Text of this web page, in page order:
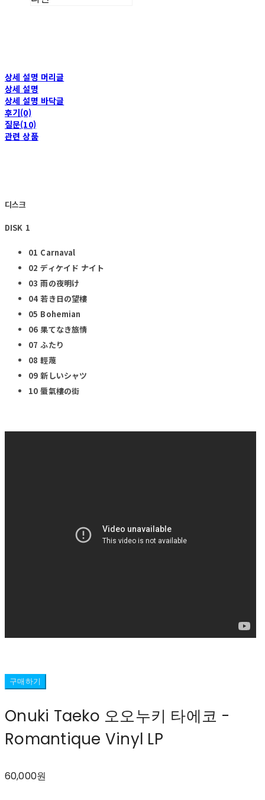
상세 설명 머리글
상세 설명
상세 설명 바닥글
후기(0)
질문(10)
관련 상품
디스크
DISK 1
01 Carnaval
02 ディケイド ナイト
03 雨の夜明け
04 若き日の望樓
05 Bohemian
06 果てなき旅情
07 ふたり
08 輕蔑
09 新しいシャツ
10 蜃氣樓の街
구매하기
Onuki Taeko 오오누키 타에코 -
Romantique Vinyl LP
60,000원